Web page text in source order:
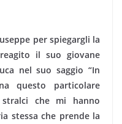
per spiegargli la
il suo giovane
nel suo saggio “In
questo particolare
che mi hanno
stessa che prende la